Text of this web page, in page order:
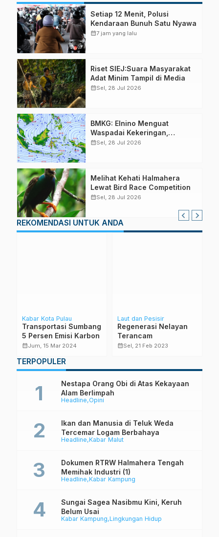
Setiap 12 Menit, Polusi
Kendaraan Bunuh Satu Nyawa
calendar_month7 jam yang lalu
Riset SIEJ:Suara Masyarakat
Adat Minim Tampil di Media
calendar_monthSel, 28 Jul 2026
BMKG: Elnino Menguat
Waspadai Kekeringan,
Karhutla dan Angin Kencang
calendar_monthSel, 28 Jul 2026
Melihat Kehati Halmahera
Lewat Bird Race Competition
calendar_monthSel, 28 Jul 2026
REKOMENDASI UNTUK ANDA
Kabar Kota Pulau
Transportasi Sumbang
5 Persen Emisi Karbon
calendar_monthJum, 15 Mar 2024
Laut dan Pesisir
Regenerasi Nelayan
Terancam
calendar_monthSel, 21 Feb 2023
TERPOPULER
Headline Opini
Nestapa Orang Obi di Atas Kekayaan
Alam Berlimpah
Headline Kabar Malut
Ikan dan Manusia di Teluk Weda
Tercemar Logam Berbahaya
Headline Kabar Kampung
Dokumen RTRW Halmahera Tengah
Memihak Industri (1)
Kabar Kampung Lingkungan Hidup
Sungai Sagea Nasibmu Kini, Keruh
Belum Usai